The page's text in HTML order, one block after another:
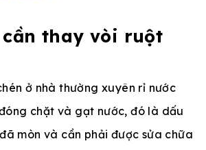
cần thay vòi ruột
ở nhà thường xuyên rỉ nước
chặt và gạt nước, đó là dấu
mòn và cần phải được sửa chữa